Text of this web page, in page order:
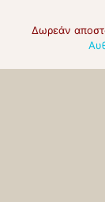
Δωρεάν